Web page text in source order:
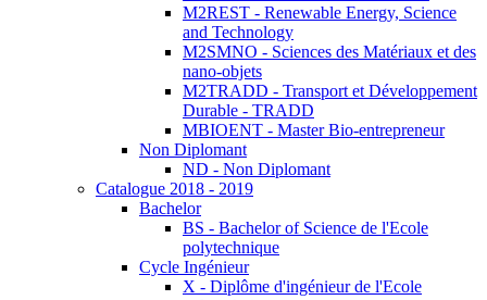
M2REST - Renewable Energy, Science
and Technology
M2SMNO - Sciences des Matériaux et des
nano-objets
M2TRADD - Transport et Développement
Durable - TRADD
MBIOENT - Master Bio-entrepreneur
Non Diplomant
ND - Non Diplomant
Catalogue 2018 - 2019
Bachelor
BS - Bachelor of Science de l'Ecole
polytechnique
Cycle Ingénieur
X - Diplôme d'ingénieur de l'Ecole